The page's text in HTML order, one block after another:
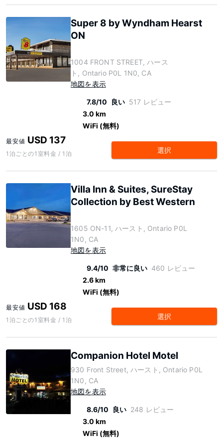
Super 8 by Wyndham Hearst
ON
1004 FRONT STREET, ハース
ト, Ontario P0L 1N0, CA
地図を表示
7.8/10 良い 517 レビュー
3.0 km
WiFi (無料)
最安値 USD 137
1泊ごとの1室料金 / 1泊 選択
Villa Inn & Suites, SureStay
Collection by Best Western
1605 ON-11, ハースト, Ontario P0L
1N0, CA
地図を表示
9.4/10 非常に良い 460 レビュー
2.6 km
WiFi (無料)
最安値 USD 168
1泊ごとの1室料金 / 1泊 選択
Companion Hotel Motel
930 Front Street, ハースト, Ontario P0L
1N0, CA
地図を表示
8.6/10 良い 248 レビュー
3.0 km
WiFi (無料)